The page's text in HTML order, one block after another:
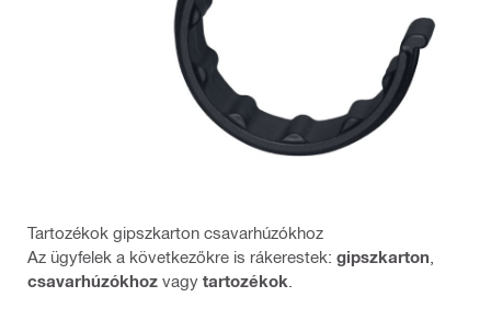
Tartozékok gipszkarton csavarhúzókhoz
Az ügyfelek a következőkre is rákerestek: gipszkarton
csavarhúzókhoz vagy tartozékok